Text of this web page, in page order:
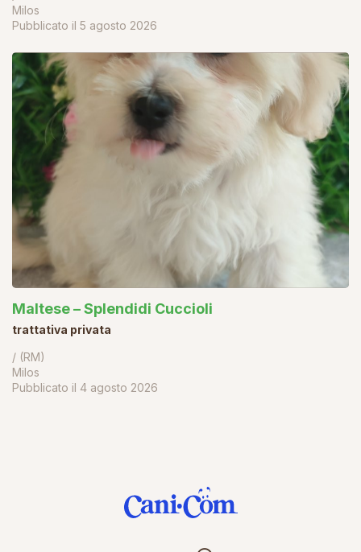
Milos
Pubblicato il 5 agosto 2026
Maltese – Splendidi Cuccioli
trattativa privata
/ (RM)
Milos
Pubblicato il 4 agosto 2026